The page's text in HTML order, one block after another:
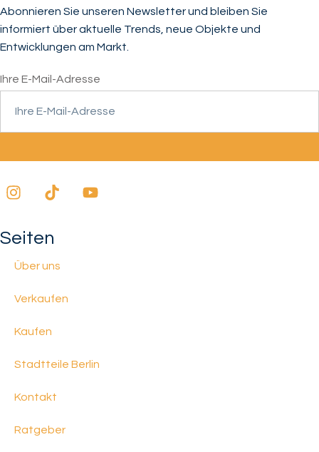
Abonnieren Sie unseren Newsletter und bleiben Sie
informiert über aktuelle Trends, neue Objekte und
Entwicklungen am Markt.
Ihre E-Mail-Adresse
Seiten
Über uns
Verkaufen
Kaufen
Stadtteile Berlin
Kontakt
Ratgeber